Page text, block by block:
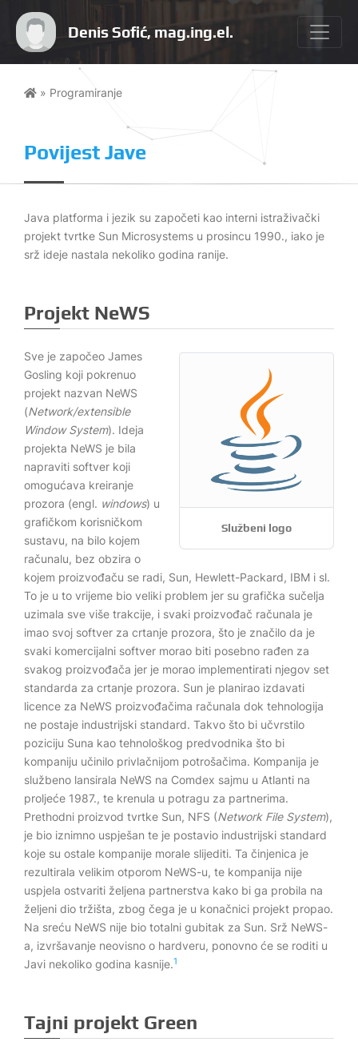
Denis Sofić, mag.ing.el.
Povijest Jave
» Programiranje
Java platforma i jezik su započeti kao interni istraživački
projekt tvrtke Sun Microsystems u prosincu 1990., iako je
srž ideje nastala nekoliko godina ranije.
Projekt NeWS
Službeni logo
Sve je započeo James
Gosling koji pokrenuo
projekt nazvan NeWS
(Network/extensible
Window System). Ideja
projekta NeWS je bila
napraviti softver koji
omogućava kreiranje
prozora (engl. windows) u
grafičkom korisničkom
sustavu, na bilo kojem
računalu, bez obzira o
kojem proizvođaču se radi, Sun, Hewlett-Packard, IBM i sl.
To je u to vrijeme bio veliki problem jer su grafička sučelja
uzimala sve više trakcije, i svaki proizvođač računala je
imao svoj softver za crtanje prozora, što je značilo da je
svaki komercijalni softver morao biti posebno rađen za
svakog proizvođača jer je morao implementirati njegov set
standarda za crtanje prozora. Sun je planirao izdavati
licence za NeWS proizvođačima računala dok tehnologija
ne postaje industrijski standard. Takvo što bi učvrstilo
poziciju Suna kao tehnološkog predvodnika što bi
kompaniju učinilo privlačnijom potrošačima. Kompanija je
službeno lansirala NeWS na Comdex sajmu u Atlanti na
proljeće 1987., te krenula u potragu za partnerima.
Prethodni proizvod tvrtke Sun, NFS (Network File System),
je bio iznimno uspješan te je postavio industrijski standard
koje su ostale kompanije morale slijediti. Ta činjenica je
rezultirala velikim otporom NeWS-u, te kompanija nije
uspjela ostvariti željena partnerstva kako bi ga probila na
željeni dio tržišta, zbog čega je u konačnici projekt propao.
Na sreću NeWS nije bio totalni gubitak za Sun. Srž NeWS-
a, izvršavanje neovisno o hardveru, ponovno će se roditi u
Javi nekoliko godina kasnije.1
Tajni projekt Green